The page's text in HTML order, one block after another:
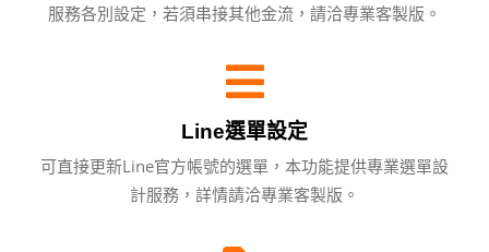
服務各別設定，若須串接其他金流，請洽專業客製版。
Line選單設定
可直接更新Line官方帳號的選單，本功能提供專業選單設
計服務，詳情請洽專業客製版。